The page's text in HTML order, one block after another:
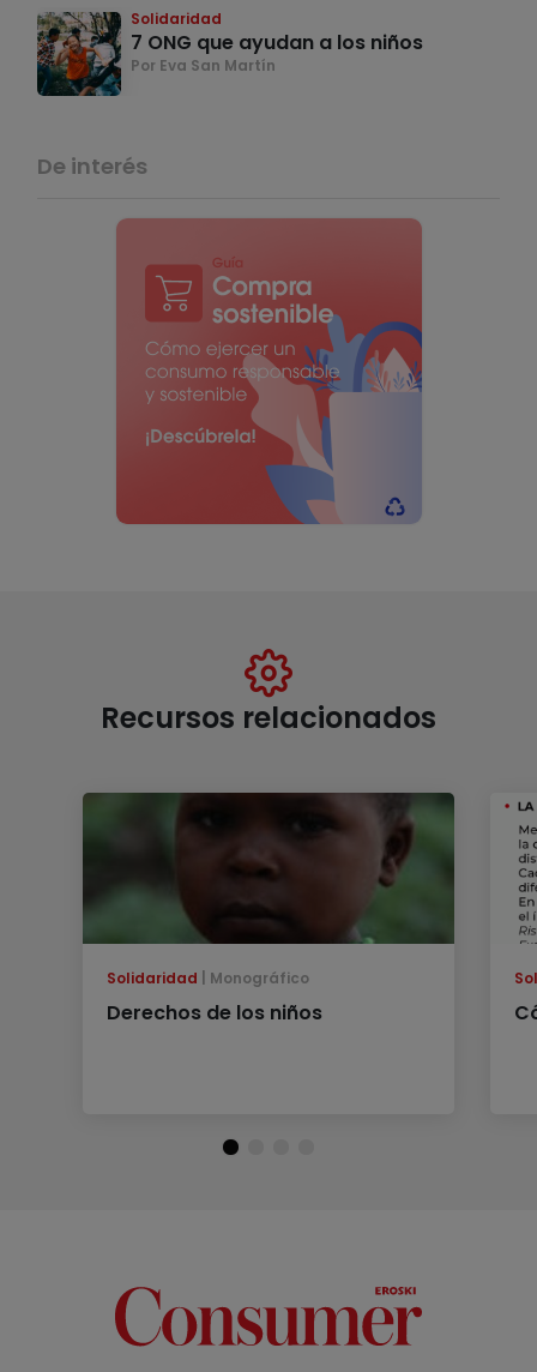
Solidaridad
7 ONG que ayudan a los niños
Por Eva San Martín
De interés
Recursos relacionados
Solidaridad Monográfico
Derechos de los niños